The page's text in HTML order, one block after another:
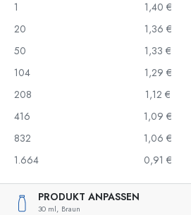
1
1,40 €
20
1,36 €
50
1,33 €
104
1,29 €
208
1,12 €
416
1,09 €
832
1,06 €
1.664
0,91 €
PRODUKT ANPASSEN
30 ml, Braun